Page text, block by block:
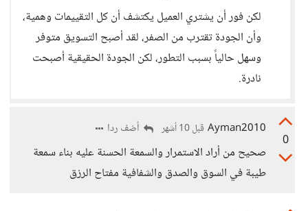
لكن فور أن يشتري العميل يكتشف أن كل التقييمات وهمية،
وأن الجودة تقترب من الصفر، لقد أصبح التسويق متوفر
وسهل حالياً بسبب التطور، لكن الجودة الحقيقية أصبحت
نادرة.
0
Ayman2010 قبل 10 أشهر أضف ردا
صحيح من أراد الاستمرار والسمعة الحسنة عليه بناء سمعة
طيبة في السوق والصدق والشفافية مفتاح الرزق